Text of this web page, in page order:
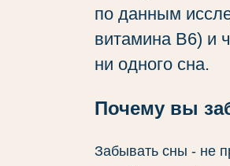
по данным
витамина B6) и
ни одного сна.
Почему вы
Забывать сны - не